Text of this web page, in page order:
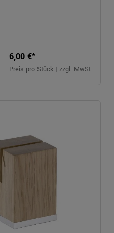
6,00 €*
Preis pro Stück | zzgl. MwSt.